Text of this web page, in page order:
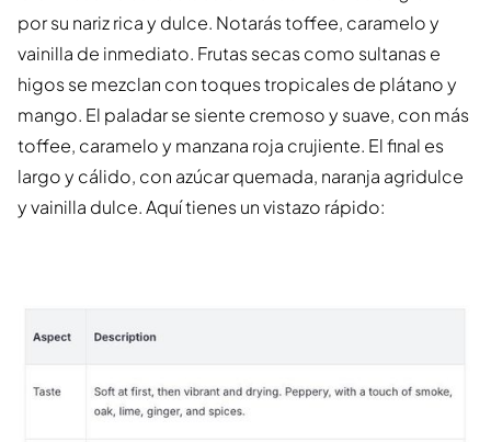
por su nariz rica y dulce. Notarás toffee, caramelo y
vainilla de inmediato. Frutas secas como sultanas e
higos se mezclan con toques tropicales de plátano y
mango. El paladar se siente cremoso y suave, con más
toffee, caramelo y manzana roja crujiente. El final es
largo y cálido, con azúcar quemada, naranja agridulce
y vainilla dulce. Aquí tienes un vistazo rápido: